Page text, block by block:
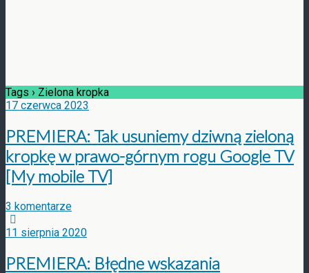
Tags › Zielona kropka
17 czerwca 2023
PREMIERA: Tak usuniemy dziwną zieloną
kropkę w prawo-górnym rogu Google TV
[My mobile TV]
3 komentarze
11 sierpnia 2020
PREMIERA: Błędne wskazania